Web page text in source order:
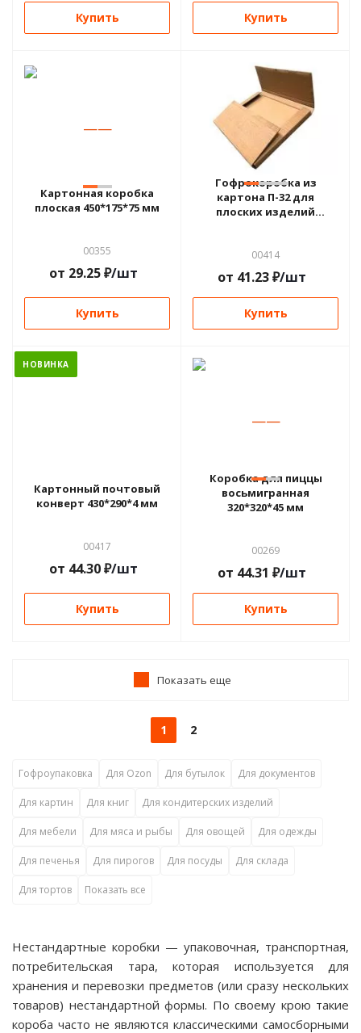
Купить Купить
——
Картонная коробка
плоская 450*175*75 мм
00355
от 29.25₽/шт
Купить
——
Гофрокоробка из
картона П-32 для
плоских изделий
00414
от 41.23₽/шт
Купить
НОВИНКА
Картонный почтовый
конверт 430*290*4 мм
00417
от 44.30₽/шт
Купить
——
Коробка для пиццы
восьмигранная
320*320*45 мм
00269
от 44.31 ₽/шт
Купить
Показать еще
1 2
Гофроупаковка Для Ozon Для бутылок Для документов
Для картин Для книг Для кондитерских изделий
Для мебели Для мяса и рыбы Для овощей Для одежды
Для печенья Для пирогов Для посуды Для склада
Для тортов Показать все
Нестандартные коробки — упаковочная, транспортная,
потребительская тара, которая используется для
хранения и перевозки предметов (или сразу нескольких
товаров) нестандартной формы. По своему крою такие
короба часто не являются классическими самосборными